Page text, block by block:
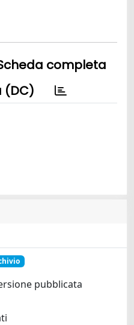
completa
(DC)
pubblicata